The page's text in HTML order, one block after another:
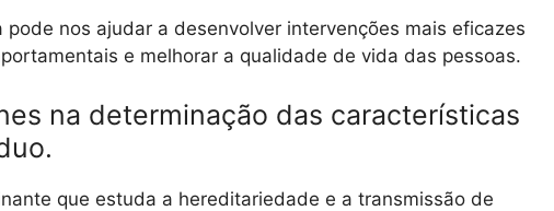
pode nos ajudar a desenvolver intervenções mais eficazes
e melhorar a qualidade de vida das pessoas.
na determinação das características
que estuda a hereditariedade e a transmissão de